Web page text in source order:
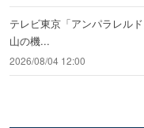
テレビ東京「アンパラレル
山の機...
2026/08/04 12:00